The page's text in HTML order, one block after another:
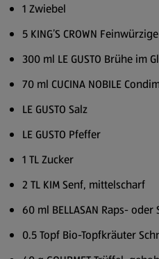
1 Zwiebel
5 KING’S CROWN
300 ml LE GUSTO Brühe im
70 ml CUCINA NOBILE
LE GUSTO Salz
LE GUSTO Pfeffer
1 TL Zucker
2 TL KIM Senf, mittelscharf
60 ml BELLASAN Raps-
0.5 Topf Bio-Topfkräuter